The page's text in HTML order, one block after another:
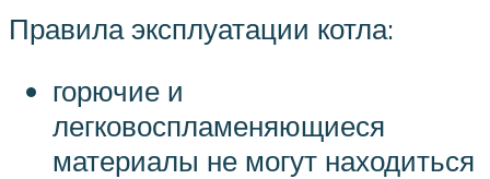
Правила эксплуатации котла:
горючие и
легковоспламеняющиеся
материалы не могут находиться